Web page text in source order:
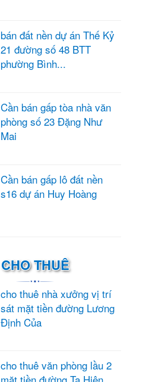
bán đất nền dự án Thế Kỷ
21 đường số 48 BTT
phường Bình...
Cần bán gấp tòa nhà văn
phòng số 23 Đặng Như
Mai
Cần bán gấp lô đất nền
s16 dự án Huy Hoàng
CHO THUÊ
cho thuê nhà xưởng vị trí
sát mặt tiền đường Lương
Định Của
cho thuê văn phòng lầu 2